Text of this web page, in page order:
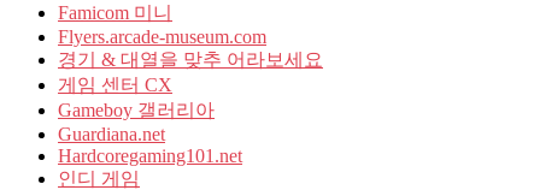
Famicom 미니
Flyers.arcade-museum.com
경기 & 대열을 맞추 어라보세요
게임 센터 CX
Gameboy 갤러리아
Guardiana.net
Hardcoregaming101.net
인디 게임